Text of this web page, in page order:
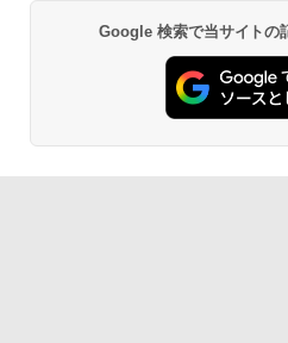
Google 検索で当サイトの